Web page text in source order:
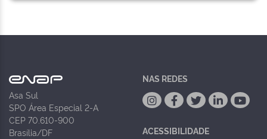
Asa Sul
SPO Área Especial 2-A
CEP 70.610-900
Brasília/DF
NAS REDES
ACESSIBILIDADE